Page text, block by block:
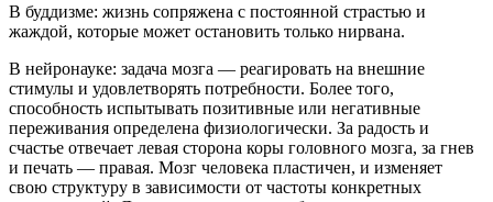
В буддизме: жизнь сопряжена с постоянной страстью и
жаждой, которые может остановить только нирвана.
В нейронауке: задача мозга — реагировать на внешние
стимулы и удовлетворять потребности. Более того,
способность испытывать позитивные или негативные
переживания определена физиологически. За радость и
счастье отвечает левая сторона коры головного мозга, за гнев
и печать — правая. Мозг человека пластичен, и изменяет
свою структуру в зависимости от частоты конкретных